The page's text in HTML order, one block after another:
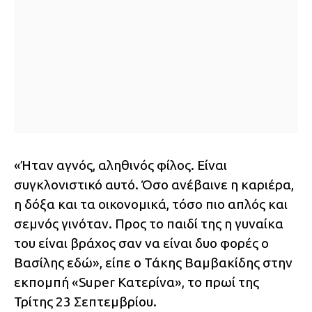
«Ήταν αγνός, αληθινός φίλος. Είναι
συγκλονιστικό αυτό. Όσο ανέβαινε η καριέρα,
η δόξα και τα οικονομικά, τόσο πιο απλός και
σεμνός γινόταν. Προς το παιδί της η γυναίκα
του είναι βράχος σαν να είναι δυο φορές ο
Βασίλης εδώ», είπε ο Τάκης Βαμβακίδης στην
εκπομπή «Super Κατερίνα», το πρωί της
Τρίτης 23 Σεπτεμβρίου.